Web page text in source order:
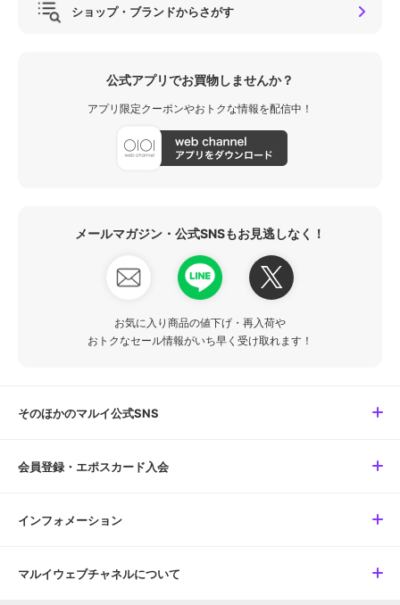
ショップ・ブランドからさがす
公式アプリでお買物しませんか？
アプリ限定クーポンやおトクな情報を配信中！
メールマガジン・公式SNSもお見逃しなく！
お気に入り商品の値下げ・再入荷や
おトクなセール情報がいち早く受け取れます！
そのほかのマルイ公式SNS
会員登録・エポスカード入会
インフォメーション
マルイウェブチャネルについて